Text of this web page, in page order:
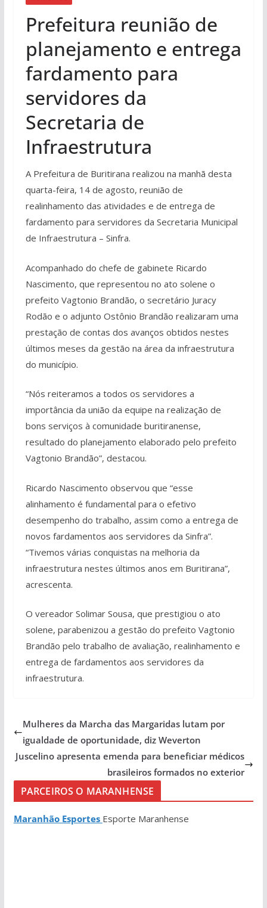
Prefeitura reunião de
planejamento e entrega
fardamento para
servidores da
Secretaria de
Infraestrutura
A Prefeitura de Buritirana realizou na manhã desta
quarta-feira, 14 de agosto, reunião de
realinhamento das atividades e de entrega de
fardamento para servidores da Secretaria Municipal
de Infraestrutura – Sinfra.
Acompanhado do chefe de gabinete Ricardo
Nascimento, que representou no ato solene o
prefeito Vagtonio Brandão, o secretário Juracy
Rodão e o adjunto Ostônio Brandão realizaram uma
prestação de contas dos avanços obtidos nestes
últimos meses da gestão na área da infraestrutura
do município.
“Nós reiteramos a todos os servidores a
importância da união da equipe na realização de
bons serviços à comunidade buritiranense,
resultado do planejamento elaborado pelo prefeito
Vagtonio Brandão”, destacou.
Ricardo Nascimento observou que “esse
alinhamento é fundamental para o efetivo
desempenho do trabalho, assim como a entrega de
novos fardamentos aos servidores da Sinfra”.
“Tivemos várias conquistas na melhoria da
infraestrutura nestes últimos anos em Buritirana”,
acrescenta.
O vereador Solimar Sousa, que prestigiou o ato
solene, parabenizou a gestão do prefeito Vagtonio
Brandão pelo trabalho de avaliação, realinhamento e
entrega de fardamentos aos servidores da
infraestrutura.
Mulheres da Marcha das Margaridas lutam por
igualdade de oportunidade, diz Weverton
Juscelino apresenta emenda para beneficiar médicos
brasileiros formados no exterior
PARCEIROS O MARANHENSE
Maranhão Esportes Esporte Maranhense